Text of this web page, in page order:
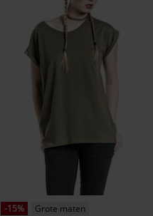
-15%
Grote maten